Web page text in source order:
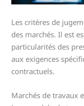
Les critères de
des marchés. Il est
particularités des
aux exigences
contractuels.
Marchés de travaux